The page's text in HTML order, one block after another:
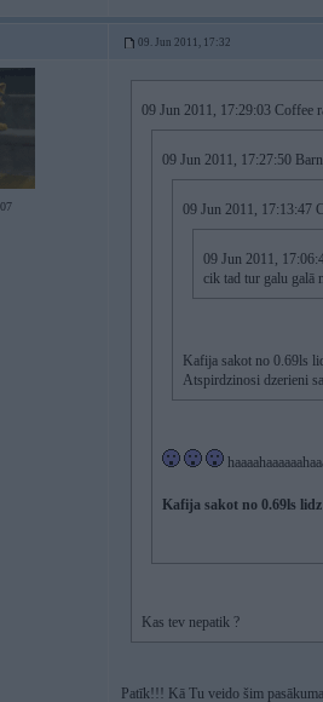
09. Jun 2011, 17:32
09 Jun 2011, 17:29:03 Coffee
09 Jun 2011, 17:27:50
09 Jun 2011, 17:13:47
09 Jun 2011,
cik tad tur galu galā
Kafija sakot no 0.69ls
Atspirdzinosi dzerieni
Kafija sakot no 0.69ls
Kas tev nepatik ?
Patīk!!! Kā Tu veido šim